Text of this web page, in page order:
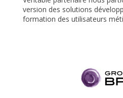
version des solutions
formation des utilisateurs